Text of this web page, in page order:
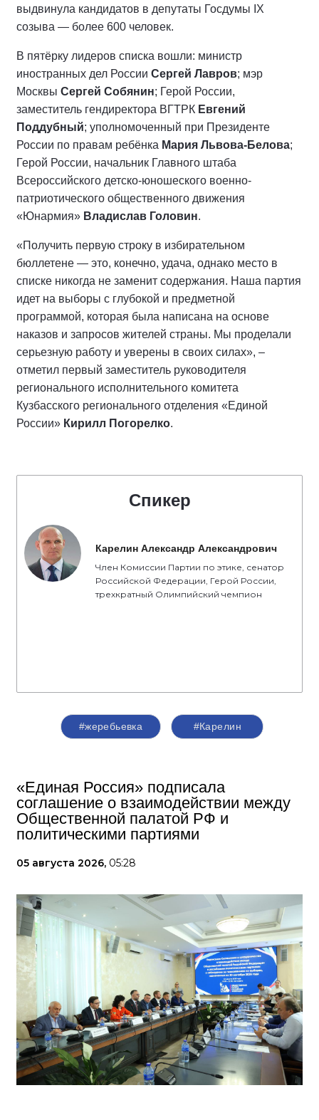
выдвинула кандидатов в депутаты Госдумы IX
созыва — более 600 человек.
В пятёрку лидеров списка вошли: министр
иностранных дел России Сергей Лавров; мэр
Москвы Сергей Собянин; Герой России,
заместитель гендиректора ВГТРК Евгений
Поддубный; уполномоченный при Президенте
России по правам ребёнка Мария Львова-Белова;
Герой России, начальник Главного штаба
Всероссийского детско-юношеского военно-
патриотического общественного движения
«Юнармия» Владислав Головин.
«Получить первую строку в избирательном
бюллетене — это, конечно, удача, однако место в
списке никогда не заменит содержания. Наша партия
идет на выборы с глубокой и предметной
программой, которая была написана на основе
наказов и запросов жителей страны. Мы проделали
серьезную работу и уверены в своих силах», –
отметил первый заместитель руководителя
регионального исполнительного комитета
Кузбасского регионального отделения «Единой
России» Кирилл Погорелко.
Спикер
Карелин Александр Александрович
Член Комиссии Партии по этике, сенатор
Российской Федерации, Герой России,
трехкратный Олимпийский чемпион
#жеребьевка #Карелин
«Единая Россия» подписала
соглашение о взаимодействии между
Общественной палатой РФ и
политическими партиями
05 августа 2026, 05:28